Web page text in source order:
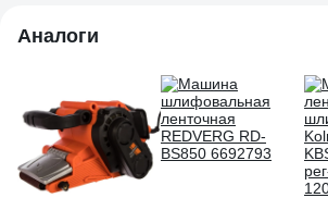
Аналоги